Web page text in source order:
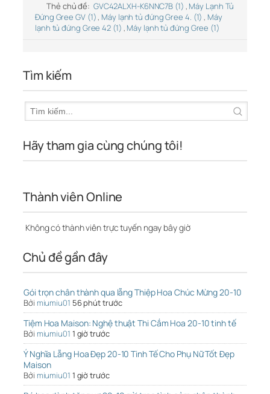
Thẻ chủ đề: GVC42ALXH-K6NNC7B (1) , Máy Lạnh Tủ
Đứng Gree GV (1), Máy lạnh tủ đứng Gree 4. (1), Máy
lạnh tủ đứng Gree 42 (1) , Máy lạnh tủ đứng Gree (1)
Tìm kiếm
Hãy tham gia cùng chúng tôi!
Thành viên Online
Không có thành viên trực tuyến ngay bây giờ
Chủ đề gần đây
Gói trọn chân thành qua lẵng Thiệp Hoa Chúc Mừng 20-10
Bởi miumiu01 56 phút trước
Tiệm Hoa Maison: Nghệ thuật Thi Cắm Hoa 20-10 tinh tế
Bởi miumiu01 1 giờ trước
Ý Nghĩa Lẵng Hoa Đẹp 20-10 Tinh Tế Cho Phụ Nữ Tốt Đẹp
Maison
Bởi miumiu01 1 giờ trước